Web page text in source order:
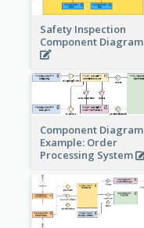
Safety Inspection
Component Diagram
Component Diagram
Example: Order
Processing System